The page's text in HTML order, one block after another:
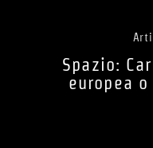
Spazio:
europea